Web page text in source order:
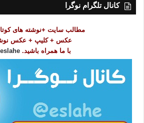
کانال تلگرام نوگرا
مطالب سایت +نوشته های
عکس + کلیپ + عکس
با ما همراه باشید. eslahe@